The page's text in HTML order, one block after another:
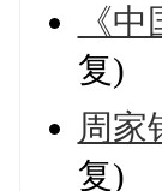
《
复)
周家
复)